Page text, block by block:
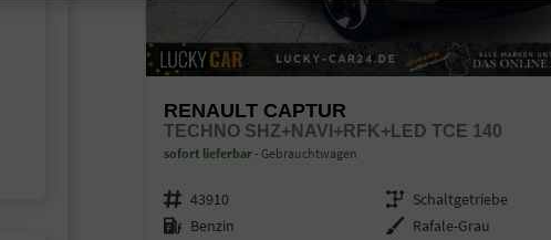
RENAULT CAPTUR
TECHNO SHZ+NAVI+RFK+LED TCE 140
sofort lieferbar Gebrauchtwagen
Fahrzeugnr. 43910 Getriebe Schaltgetriebe
Kraftstoff Benzin Außenfarbe Rafale-Grau